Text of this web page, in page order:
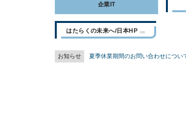
企業IT
はたらくの未来へ/日本HP
お知らせ 夏季休業期間のお問い合わせについ